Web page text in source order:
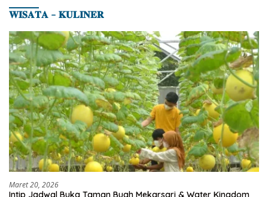
𝐖𝐈𝐒𝐀𝐓𝐀 – 𝐊𝐔𝐋𝐈𝐍𝐄𝐑
Maret 20, 2026
Intip Jadwal Buka Taman Buah Mekarsari & Water Kingdom